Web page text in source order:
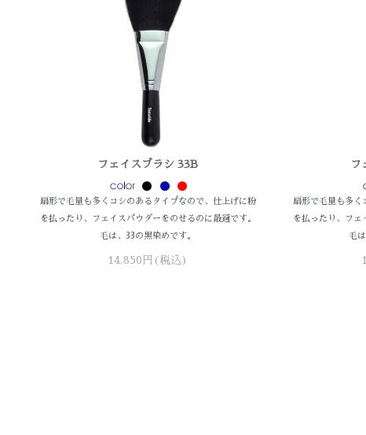
フェイスブラシ 33B
扇形で毛量も多くコシのあるタイプなので、仕上げに粉
を払ったり、フェイスパウダーをのせるのに最適です。
毛は、33の黒染めです。
14,850円(税込)
フ
扇形で毛量も多く
を払ったり、フェ
毛